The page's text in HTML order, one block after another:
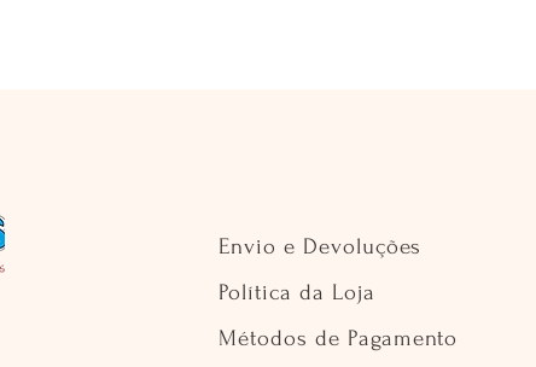
Envio e Devoluções
Política da Loja
Métodos de Pagamento